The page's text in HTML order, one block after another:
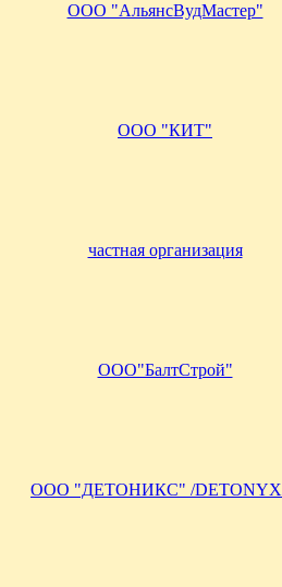
ООО "АльянсВудМастер"
ООО "КИТ"
частная организация
ООО"БалтСтрой"
ООО "ДЕТОНИКС" /